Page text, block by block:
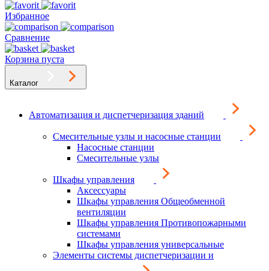
Избранное
Сравнение
Корзина пуста
Каталог
Автоматизация и диспетчеризация зданий
Смесительные узлы и насосные станции
Насосные станции
Смесительные узлы
Шкафы управления
Аксессуары
Шкафы управления Общеобменной
вентиляции
Шкафы управления Противопожарными
системами
Шкафы управления универсальные
Элементы системы диспетчеризации и